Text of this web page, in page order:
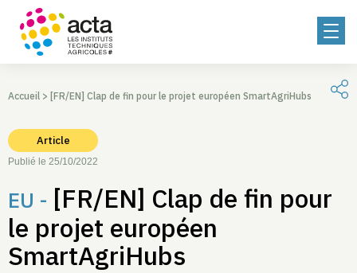
Accueil > [FR/EN] Clap de fin pour le projet européen SmartAgriHubs
Article
Publié le 25/10/2022
EU - [FR/EN] Clap de fin pour
le projet européen
SmartAgriHubs